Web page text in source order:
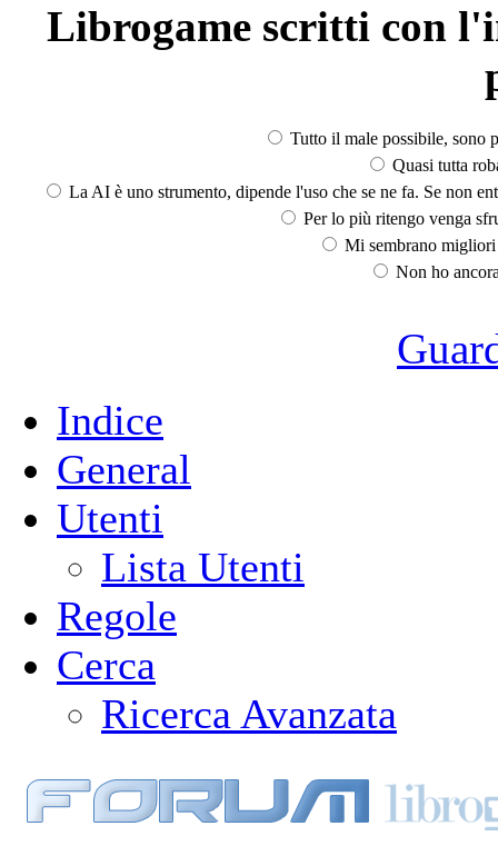
Librogame scritti con
Tutto il male possibile, sono
Quasi tutta
La AI è uno strumento, dipende l'uso che se ne fa. Se non
Per lo più ritengo venga
Mi sembrano
Non ho
Indice
General
Utenti
Lista Utenti
Regole
Cerca
Ricerca Avanzata